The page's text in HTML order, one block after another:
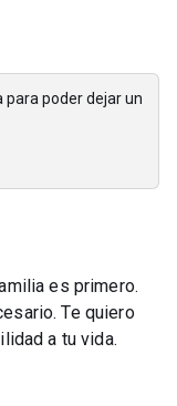
para poder dejar un
es primero.
Te quiero
a tu vida.